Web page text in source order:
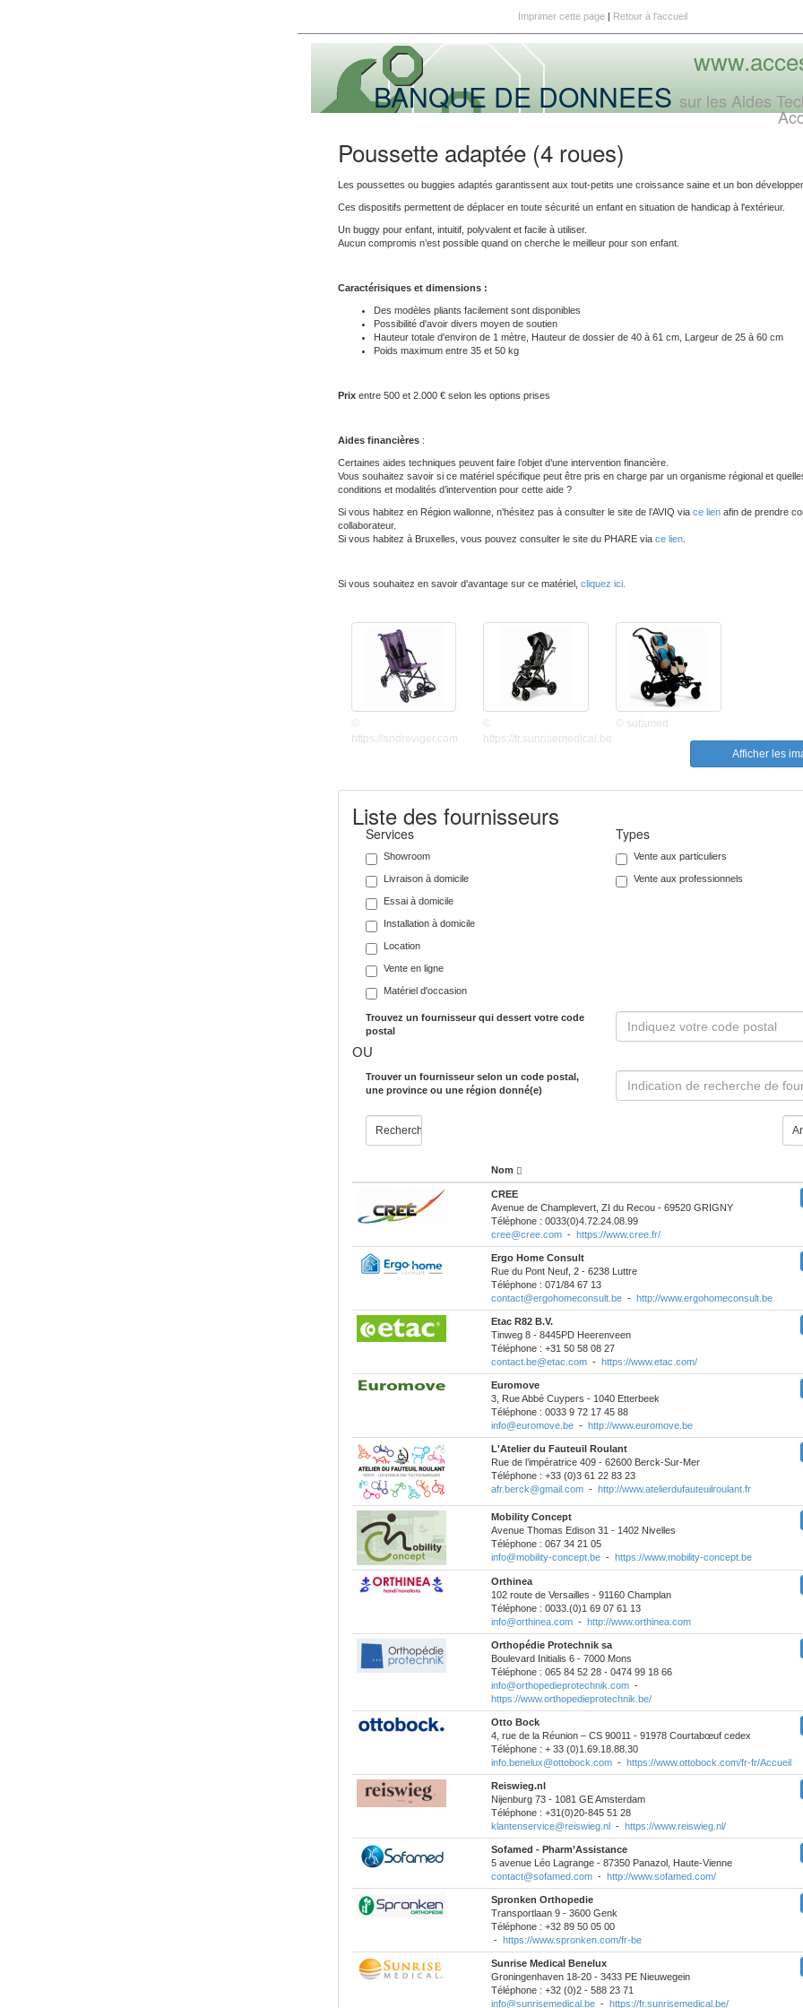
Imprimer cette page | Retour à l'accueil
BANQUE DE DONNEESsur les Aides
Poussette adaptée (4 roues)
Les poussettes ou buggies adaptés garantissent aux tout-petits une croissance saine et un bon
Ces dispositifs permettent de déplacer en toute sécurité un enfant en situation de handicap à l'extérieur.
Un buggy pour enfant, intuitif, polyvalent et facile à utiliser.
Aucun compromis n’est possible quand on cherche le meilleur pour son enfant.
Caractérisiques et dimensions :
Des modèles pliants facilement sont disponibles
Possibilité d'avoir divers moyen de soutien
Hauteur totale d'environ de 1 mètre, Hauteur de dossier de 40 à 61 cm, Largeur de 25 à 60 cm
Poids maximum entre 35 et 50 kg
Prixentre 500 et 2.000 € selon les options prises
Aides financières:
Certaines aides techniques peuvent faire l’objet d’une intervention financière.
Vous souhaitez savoir si ce matériel spécifique peut être pris en charge par un organisme régional et
conditions et modalités d’intervention pour cette aide ?
Si vous habitez en Région wallonne, n’hésitez pas à consulter le site de l’AVIQ via ce lienafin de prendre
collaborateur.
Si vous habitez à Bruxelles, vous pouvez consulter le site du PHARE via ce lien.
Si vous souhaitez en savoir d'avantage sur ce matériel, cliquez ici.
https://andreviger.com
https://fr.sunrisemedical.be
© sofamed
Afficher les
Liste des fournisseurs
Services
Showroom
Livraison à domicile
Essai à domicile
Installation à domicile
Location
Vente en ligne
Matériel d'occasion
Types
Vente aux particuliers
Vente aux professionnels
Trouvez un fournisseur qui dessert votre code
postal
OU
Trouver un fournisseur selon un code postal,
une province ou une région donné(e)
Nom
CREE
Avenue de Champlevert, ZI du Recou - 69520 GRIGNY
Téléphone : 0033(0)4.72.24.08.99
cree@cree.com- https://www.cree.fr/
Ergo Home Consult
Rue du Pont Neuf, 2 - 6238 Luttre
Téléphone : 071/84 67 13
contact@ergohomeconsult.be- http://www.ergohomeconsult.be
Etac R82 B.V.
Tinweg 8 - 8445PD Heerenveen
Téléphone : +31 50 58 08 27
contact.be@etac.com- https://www.etac.com/
Euromove
3, Rue Abbé Cuypers - 1040 Etterbeek
Téléphone : 0033 9 72 17 45 88
info@euromove.be- http://www.euromove.be
L'Atelier du Fauteuil Roulant
Rue de l’impératrice 409 - 62600 Berck-Sur-Mer
Téléphone : +33 (0)3 61 22 83 23
afr.berck@gmail.com- http://www.atelierdufauteuilroulant.fr
Mobility Concept
Avenue Thomas Edison 31 - 1402 Nivelles
Téléphone : 067 34 21 05
info@mobility-concept.be- https://www.mobility-concept.be
Orthinea
102 route de Versailles - 91160 Champlan
Téléphone : 0033.(0)1 69 07 61 13
info@orthinea.com- http://www.orthinea.com
Orthopédie Protechnik sa
Boulevard Initialis 6 - 7000 Mons
Téléphone : 065 84 52 28 - 0474 99 18 66
info@orthopedieprotechnik.com-
https://www.orthopedieprotechnik.be/
Otto Bock
4, rue de la Réunion – CS 90011 - 91978 Courtabœuf cedex
Téléphone : + 33 (0)1.69.18.88.30
info.benelux@ottobock.com- https://www.ottobock.com/fr-fr/Accueil
Reiswieg.nl
Nijenburg 73 - 1081 GE Amsterdam
Téléphone : +31(0)20-845 51 28
klantenservice@reiswieg.nl- https://www.reiswieg.nl/
Sofamed - Pharm’Assistance
5 avenue Léo Lagrange - 87350 Panazol, Haute-Vienne
contact@sofamed.com- http://www.sofamed.com/
Spronken Orthopedie
Transportlaan 9 - 3600 Genk
Téléphone : +32 89 50 05 00
- https://www.spronken.com/fr-be
Sunrise Medical Benelux
Groningenhaven 18-20 - 3433 PE Nieuwegein
Téléphone : +32 (0)2 - 588 23 71
info@sunrisemedical.be- https://fr.sunrisemedical.be/